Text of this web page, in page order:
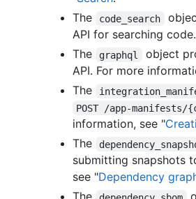
The
code_search
API for searching
The
graphql
object
API. For more
The
POST /app-manifests/
information, see "
The
submitting snapshots
see "Dependency